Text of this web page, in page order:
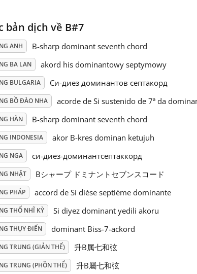
bản dịch về B#7
ANH B-sharp dominant seventh chord
BA LAN akord his dominantowy septymowy
BULGARIA Си-диез доминантов септакорд
BỒ ĐÀO NHA acorde de Si sustenido de 7ª da
HÀN B-sharp dominant seventh chord
INDONESIA akor B-kres dominan ketujuh
NGA си-диез-доминантсептаккорд
NHẬT Bシャープ ドミナントセブンスコード
PHÁP accord de Si dièse septième dominante
THỔ NHĨ KỲ Si diyez dominant yedili akoru
THỤY ĐIỂN dominant Biss-7-ackord
TRUNG (GIẢN THỂ) 升B属七和弦
TRUNG (PHỒN THỂ) 升B屬七和弦